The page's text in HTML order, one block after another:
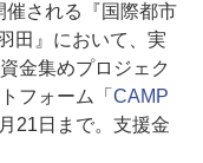
される『国際都市
田』において、実
金集めプロジェク
フォーム「 CAMP
21日まで。支援金